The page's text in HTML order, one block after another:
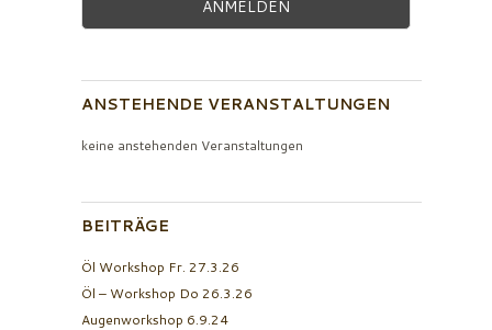
ANSTEHENDE VERANSTALTUNGEN
keine anstehenden Veranstaltungen
BEITRÄGE
Öl Workshop Fr. 27.3.26
Öl – Workshop Do 26.3.26
Augenworkshop 6.9.24